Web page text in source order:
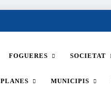
FOGUERES SOCIETAT
PLANES MUNICIPIS